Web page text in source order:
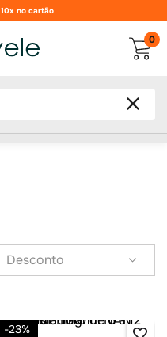
10x no cartão
0
Desconto
-23%